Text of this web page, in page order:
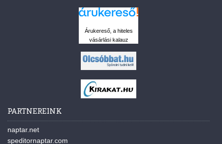
Árukereső, a hiteles
vásárlási kalauz
PARTNEREINK
naptar.net
speditornaptar.com